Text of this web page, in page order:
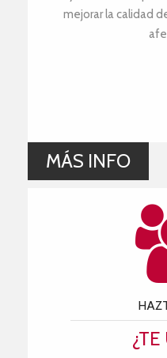
mejorar la calidad
MÁS INFO